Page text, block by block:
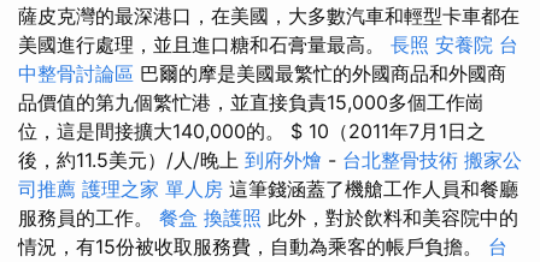
薩皮克灣的最深港口，在美國，大多數汽車和輕型卡車都在
美國進行處理，並且進口糖和石膏量最高。 長照 安養院 台
中整骨討論區 巴爾的摩是美國最繁忙的外國商品和外國商
品價值的第九個繁忙港，並直接負責15,000多個工作崗
位，這是間接擴大140,000的。 $ 10（2011年7月1日之
後，約11.5美元）/人/晚上 到府外燴 - 台北整骨技術 搬家公
司推薦 護理之家 單人房 這筆錢涵蓋了機艙工作人員和餐廳
服務員的工作。 餐盒 換護照 此外，對於飲料和美容院中的
情況，有15份被收取服務費，自動為乘客的帳戶負擔。 台